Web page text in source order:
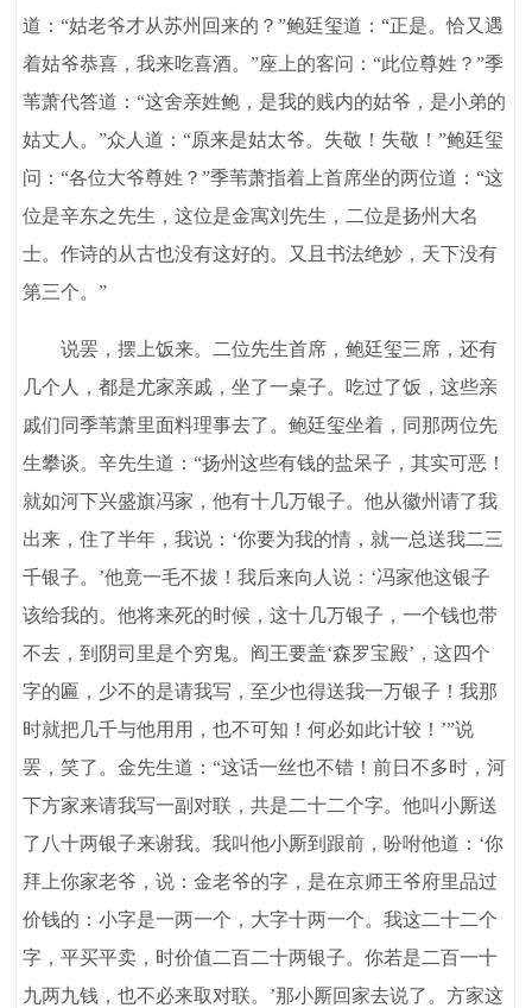
道：“姑老爷才从苏州回来的？”鲍廷玺道：“正是。恰又遇
着姑爷恭喜，我来吃喜酒。”座上的客问：“此位尊姓？”季
苇萧代答道：“这舍亲姓鲍，是我的贱内的姑爷，是小弟的
姑丈人。”众人道：“原来是姑太爷。失敬！失敬！”鲍廷玺
问：“各位大爷尊姓？”季苇萧指着上首席坐的两位道：“这
位是辛东之先生，这位是金寓刘先生，二位是扬州大名
士。作诗的从古也没有这好的。又且书法绝妙，天下没有
第三个。”
说罢，摆上饭来。二位先生首席，鲍廷玺三席，还有
几个人，都是尤家亲戚，坐了一桌子。吃过了饭，这些亲
戚们同季苇萧里面料理事去了。鲍廷玺坐着，同那两位先
生攀谈。辛先生道：“扬州这些有钱的盐呆子，其实可恶！
就如河下兴盛旗冯家，他有十几万银子。他从徽州请了我
出来，住了半年，我说：‘你要为我的情，就一总送我二三
千银子。’他竟一毛不拔！我后来向人说：‘冯家他这银子
该给我的。他将来死的时候，这十几万银子，一个钱也带
不去，到阴司里是个穷鬼。阎王要盖‘森罗宝殿’，这四个
字的匾，少不的是请我写，至少也得送我一万银子！我那
时就把几千与他用用，也不可知！何必如此计较！’”说
罢，笑了。金先生道：“这话一丝也不错！前日不多时，河
下方家来请我写一副对联，共是二十二个字。他叫小厮送
了八十两银子来谢我。我叫他小厮到跟前，吩咐他道：‘你
拜上你家老爷，说：金老爷的字，是在京师王爷府里品过
价钱的：小字是一两一个，大字十两一个。我这二十二个
字，平买平卖，时价值二百二十两银子。你若是二百一十
九两九钱，也不必来取对联。’那小厮回家去说了。方家这